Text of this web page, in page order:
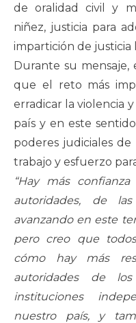
de oralidad civil y
niñez, justicia para
impartición de justicia
Durante su mensaje,
que el reto más
erradicar la violencia
país y en este
poderes judiciales
trabajo y esfuerzo
“Hay más
autoridades, de
avanzando en este
pero creo que
cómo hay más
autoridades de
instituciones
nuestro país, y